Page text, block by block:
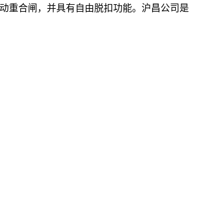
重合闸，并具有自由脱扣功能。沪昌公司是